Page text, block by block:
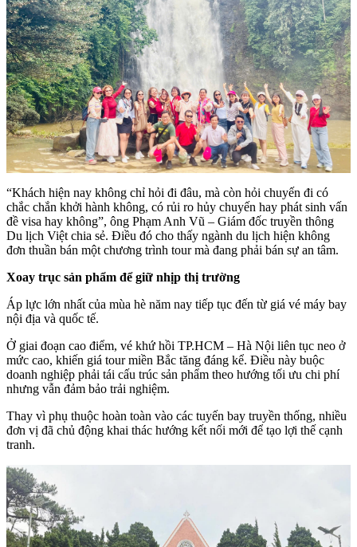
“Khách hiện nay không chỉ hỏi đi đâu, mà còn hỏi chuyến đi có
chắc chắn khởi hành không, có rủi ro hủy chuyến hay phát sinh vấn
đề visa hay không”, ông Phạm Anh Vũ – Giám đốc truyền thông
Du lịch Việt chia sẻ. Điều đó cho thấy ngành du lịch hiện không
đơn thuần bán một chương trình tour mà đang phải bán sự an tâm.
Xoay trục sản phẩm để giữ nhịp thị trường
Áp lực lớn nhất của mùa hè năm nay tiếp tục đến từ giá vé máy bay
nội địa và quốc tế.
Ở giai đoạn cao điểm, vé khứ hồi TP.HCM – Hà Nội liên tục neo ở
mức cao, khiến giá tour miền Bắc tăng đáng kể. Điều này buộc
doanh nghiệp phải tái cấu trúc sản phẩm theo hướng tối ưu chi phí
nhưng vẫn đảm bảo trải nghiệm.
Thay vì phụ thuộc hoàn toàn vào các tuyến bay truyền thống, nhiều
đơn vị đã chủ động khai thác hướng kết nối mới để tạo lợi thế cạnh
tranh.